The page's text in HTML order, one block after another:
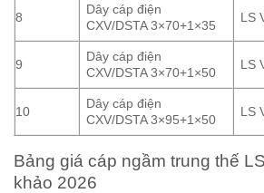
8
Dây cáp điện
CXV/DSTA 3×70+1×35
LS
9
Dây cáp điện
CXV/DSTA 3×70+1×50
LS
10
Dây cáp điện
CXV/DSTA 3×95+1×50
LS
Bảng giá cáp ngầm trung thế
khảo 2026